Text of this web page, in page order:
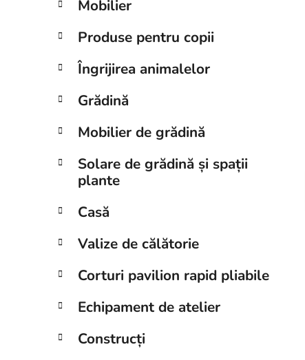
l
Mobilier
Produse pentru copii
Îngrijirea animalelor
Grădină
Mobilier de grădină
Solare de grădină și spații
plante
Casă
Valize de călătorie
Corturi pavilion rapid pliabile
Echipament de atelier
Construcți